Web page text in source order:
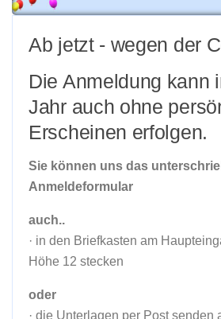
Ab jetzt - wegen der
Die Anmeldung kann
Jahr auch ohne
Erscheinen erfolgen.
Sie können uns das
Anmeldeformular
auch..
· in den Briefkasten am
Höhe 12 stecken
oder
· die Unterlagen per Post senden